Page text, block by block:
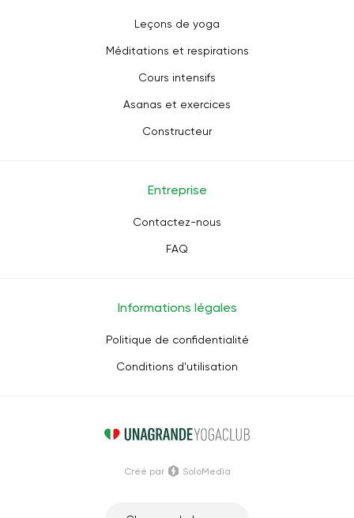
Leçons de yoga
Méditations et respirations
Cours intensifs
Asanas et exercices
Constructeur
Entreprise
Contactez-nous
FAQ
Informations légales
Politique de confidentialité
Conditions d'utilisation
Créé par SoloMedia